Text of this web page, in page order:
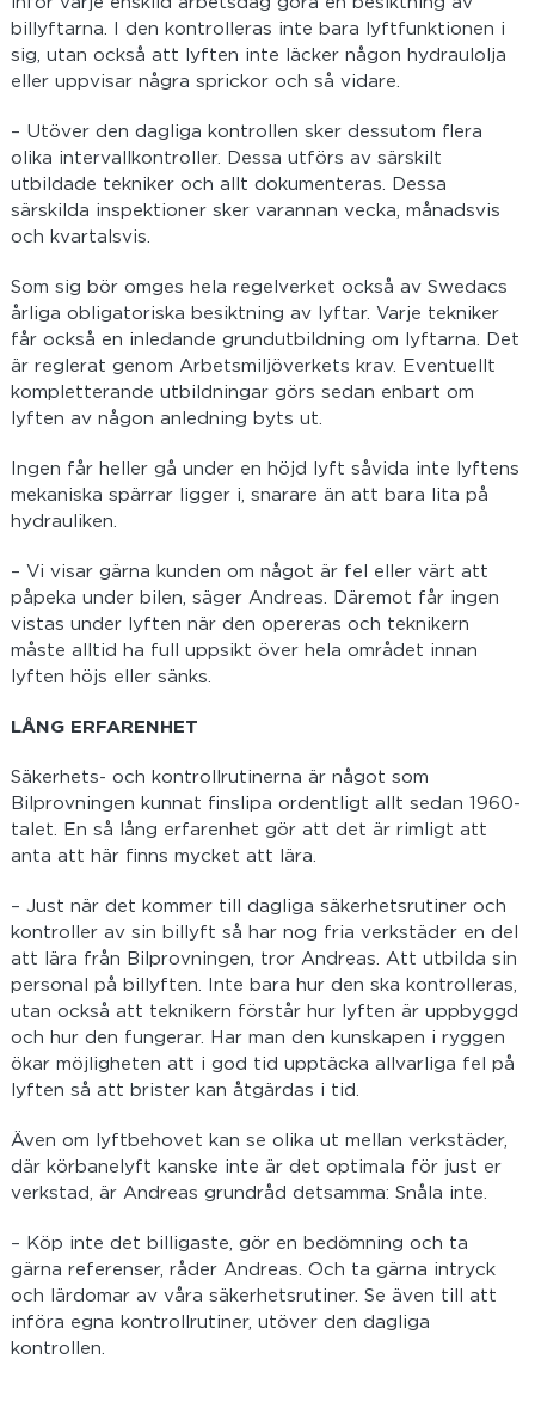
billyftarna. I den kontrolleras inte bara lyftfunktionen i
sig, utan också att lyften inte läcker någon hydraulolja
eller uppvisar några sprickor och så vidare.
– Utöver den dagliga kontrollen sker dessutom flera
olika intervallkontroller. Dessa utförs av särskilt
utbildade tekniker och allt dokumenteras. Dessa
särskilda inspektioner sker varannan vecka, månadsvis
och kvartalsvis.
Som sig bör omges hela regelverket också av Swedacs
årliga obligatoriska besiktning av lyftar. Varje tekniker
får också en inledande grundutbildning om lyftarna. Det
är reglerat genom Arbetsmiljöverkets krav. Eventuellt
kompletterande utbildningar görs sedan enbart om
lyften av någon anledning byts ut.
Ingen får heller gå under en höjd lyft såvida inte lyftens
mekaniska spärrar ligger i, snarare än att bara lita på
hydrauliken.
– Vi visar gärna kunden om något är fel eller värt att
påpeka under bilen, säger Andreas. Däremot får ingen
vistas under lyften när den opereras och teknikern
måste alltid ha full uppsikt över hela området innan
lyften höjs eller sänks.
LÅNG ERFARENHET
Säkerhets- och kontrollrutinerna är något som
Bilprovningen kunnat finslipa ordentligt allt sedan 1960-
talet. En så lång erfarenhet gör att det är rimligt att
anta att här finns mycket att lära.
– Just när det kommer till dagliga säkerhetsrutiner och
kontroller av sin billyft så har nog fria verkstäder en del
att lära från Bilprovningen, tror Andreas. Att utbilda sin
personal på billyften. Inte bara hur den ska kontrolleras,
utan också att teknikern förstår hur lyften är uppbyggd
och hur den fungerar. Har man den kunskapen i ryggen
ökar möjligheten att i god tid upptäcka allvarliga fel på
lyften så att brister kan åtgärdas i tid.
Även om lyftbehovet kan se olika ut mellan verkstäder,
där körbanelyft kanske inte är det optimala för just er
verkstad, är Andreas grundråd detsamma: Snåla inte.
– Köp inte det billigaste, gör en bedömning och ta
gärna referenser, råder Andreas. Och ta gärna intryck
och lärdomar av våra säkerhetsrutiner. Se även till att
införa egna kontrollrutiner, utöver den dagliga
kontrollen.